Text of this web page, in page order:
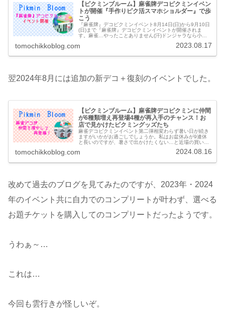
【ピクミンブルーム】麻雀牌デコピクミンイベン
トが開催『手作りピク活スマホショルダー』で歩
こう
『麻雀牌』デコピクミンイベント8月14日(日)から9月10日
(日)まで『麻雀牌』デコピクミンイベントが開催されま
す。麻雀…やったことありません(汗)ドンジャラなら小さ
愛いピクミンには間違い...
tomochikkoblog.com 2023.08.17
翌2024年8月には追加の新デコ＋復刻のイベントでした。
【ピクミンブルーム】麻雀牌デコピクミンに仲間
が6種類増え再登場4種が再入手のチャンス！お
店で見かけたピクミングッズたち
麻雀デコピクミンイベント第二弾相変わらず暑い日が続き
ますがいかがお過ごしでしょうか。私はお盆休みが9連休
と長いのですが、暑さで出かけたくない…と近場の買い物
の方は台風の影響が心配ですが大...
tomochikkoblog.com 2024.08.16
改めて過去のブログを見てみたのですが、2023年・2024
年のイベント共に自力でのコンプリートが叶わず、選べる
お題チケットを購入してのコンプリートだったようです。
うわぁ～…
これは…
今回も雲行きが怪しいぞ。